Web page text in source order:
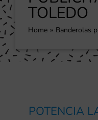
Nosotros
Blog
TOLEDO
Home Banderolas
POTENCIA